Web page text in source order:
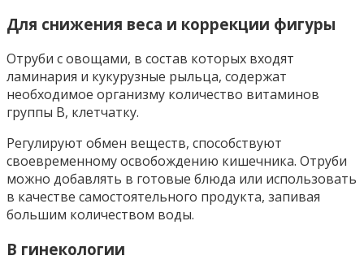
Для снижения веса и коррекции фигуры
Отруби с овощами, в состав которых входят
ламинария и кукурузные рыльца, содержат
необходимое организму количество витаминов
группы В, клетчатку.
Регулируют обмен веществ, способствуют
своевременному освобождению кишечника. Отруби
можно добавлять в готовые блюда или использовать
в качестве самостоятельного продукта, запивая
большим количеством воды.
В гинекологии